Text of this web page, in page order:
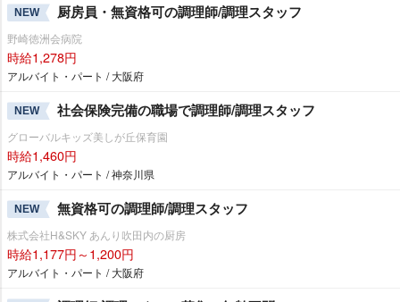
NEW 厨房員・無資格可の調理師/調理スタッフ
野崎徳洲会病院
時給1,278円
アルバイト・パート / 大阪府
NEW 社会保険完備の職場で調理師/調理スタッフ
グローバルキッズ美しが丘保育園
時給1,460円
アルバイト・パート / 神奈川県
NEW 無資格可の調理師/調理スタッフ
株式会社H&SKY あんり吹田内の厨房
時給1,177円～1,200円
アルバイト・パート / 大阪府